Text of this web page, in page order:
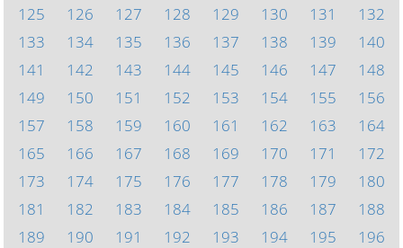
125
126 127 128 129 130 131
132
133
134 135 136 137 138 139
140
141
142 143 144 145 146 147
148
149
150 151 152 153 154 155
156
157
158 159 160 161 162 163
164
165
166 167 168 169 170 171
172
173
174 175 176 177 178 179
180
181
182 183 184 185 186 187
188
189
190 191 192 193 194 195
196